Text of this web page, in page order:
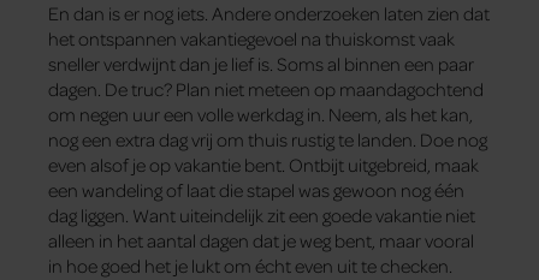
En dan is er nog iets. Andere onderzoeken laten zien dat
het ontspannen vakantiegevoel na thuiskomst vaak
sneller verdwijnt dan je lief is. Soms al binnen een paar
dagen. De truc? Plan niet meteen op maandagochtend
om negen uur een volle werkdag in. Neem, als het kan,
nog een extra dag vrij om thuis rustig te landen. Doe nog
even alsof je op vakantie bent. Ontbijt uitgebreid, maak
een wandeling of laat die stapel was gewoon nog één
dag liggen. Want uiteindelijk zit een goede vakantie niet
alleen in het aantal dagen dat je weg bent, maar vooral
in hoe goed het je lukt om écht even uit te checken.